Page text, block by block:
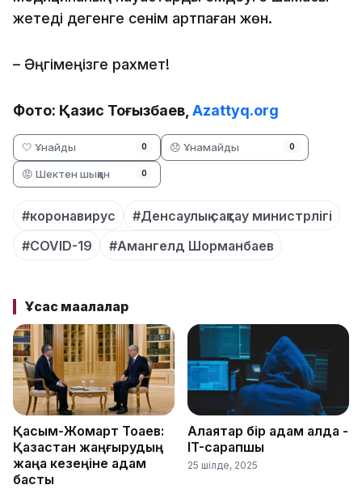
жетеді дегенге сенім артпаған жөн.
– Әңгімеңізге рахмет!
Фото: Қазис Тоғызбаев, Azattyq.org
🤍 Ұнайды 0 😞 Ұнамайды 0
😡 Шектен шыққан 0
#коронавирус
#Денсаулық сақтау министрлігі
#COVID-19
#Амангелд Шорманбаев
Ұқсас мақалалар
Қасым-Жомарт Тоқаев:
Қазақстан жаңғырудың
жаңа кезеңіне қадам
басты
Алаяқтар бір қадам алда -
IT-сарапшы
25 шілде, 2025